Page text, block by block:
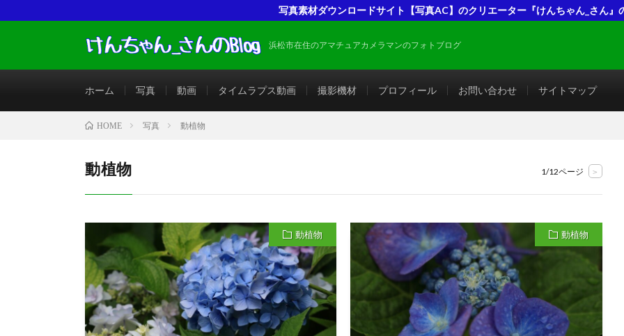
写真素材ダウンロードサイト【写真AC】のクリエーター『けんちゃん_さん』
浜松市在住のアマチュアカメラマンのフォトブログ
ホーム 写真 動画 タイムラプス動画 撮影機材 プロフィール お問い合わせ サイトマップ
HOME 写真 動植物
動植物 1/12ページ >
動植物 動植物